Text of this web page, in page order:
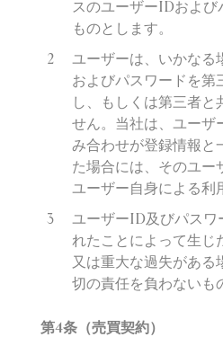
スのユーザーIDおよび
ものとします。
ユーザーは、いかなる
およびパスワードを第
し、もしくは第三者と
せん。当社は、ユーザ
み合わせが登録情報と
た場合には、そのユー
ユーザー自身による利
ユーザーID及びパスワ
れたことによって生じ
又は重大な過失がある
切の責任を負わないも
第4条（売買契約）